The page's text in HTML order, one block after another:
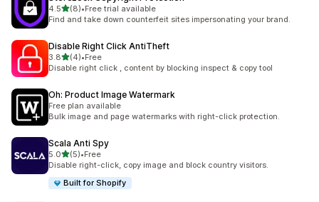
4.55つ星中
(8)
合計レビュー数：8件
•Free trial available
Find and take down counterfeit sites impersonating your brand.
Disable Right Click AntiTheft
3.85つ星中
(4)
合計レビュー数：4件
•Free
Disable right click , content by blocking inspect & copy tool
Oh: Product Image Watermark
Free plan available
Bulk image and page watermarks with right-click protection.
Scala Anti Spy
5.05つ星中
(5)
合計レビュー数：5件
•Free
Disable right-click, copy image and block country visitors.
Built for Shopify